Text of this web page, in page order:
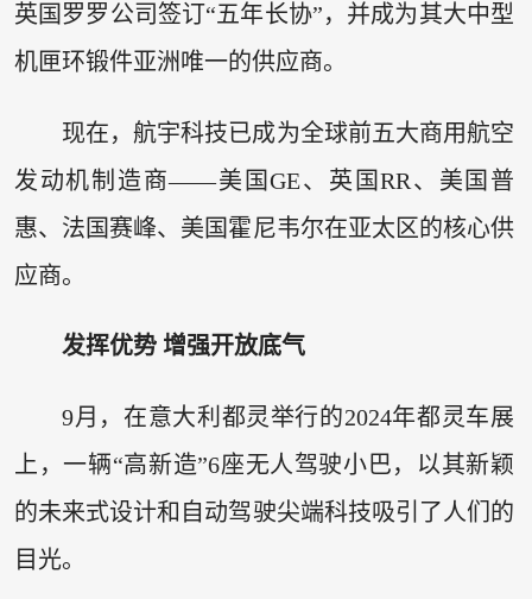
英国罗罗公司签订“五年长协”，并成为其大中型
机匣环锻件亚洲唯一的供应商。
现在，航宇科技已成为全球前五大商用航空
发动机制造商——美国GE、英国RR、美国普
惠、法国赛峰、美国霍尼韦尔在亚太区的核心供
应商。
发挥优势 增强开放底气
9月，在意大利都灵举行的2024年都灵车展
上，一辆“高新造”6座无人驾驶小巴，以其新颖
的未来式设计和自动驾驶尖端科技吸引了人们的
目光。